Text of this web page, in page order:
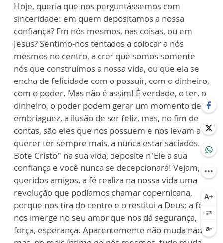
Hoje, queria que nos perguntássemos com
sinceridade: em quem depositamos a nossa
confiança? Em nós mesmos, nas coisas, ou em
Jesus? Sentimo-nos tentados a colocar a nós
mesmos no centro, a crer que somos somente
nós que construímos a nossa vida, ou que ela se
encha de felicidade com o possuir, com o dinheiro,
com o poder. Mas não é assim! É verdade, o ter, o
dinheiro, o poder podem gerar um momento de
embriaguez, a ilusão de ser feliz, mas, no fim de
contas, são eles que nos possuem e nos levam a
querer ter sempre mais, a nunca estar saciados.
Bote Cristo” na sua vida, deposite n’Ele a sua
confiança e você nunca se decepcionará! Vejam,
queridos amigos, a fé realiza na nossa vida uma
revolução que podíamos chamar copernicana,
porque nos tira do centro e o restitui a Deus; a fé
nos imerge no seu amor que nos dá segurança,
força, esperança. Aparentemente não muda nada,